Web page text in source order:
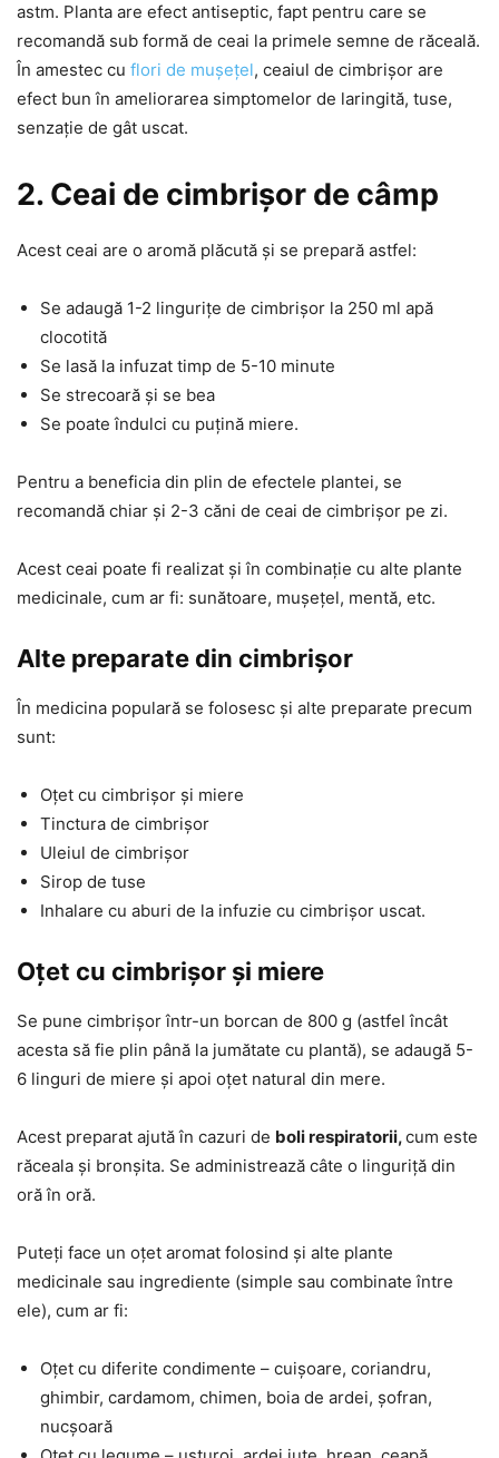
astm. Planta are efect antiseptic, fapt pentru care se
recomandă sub formă de ceai la primele semne de răceală.
În amestec cu flori de mușețel, ceaiul de cimbrișor are
efect bun în ameliorarea simptomelor de laringită, tuse,
senzație de gât uscat.
2. Ceai de cimbrișor de câmp
Acest ceai are o aromă plăcută și se prepară astfel:
Se adaugă 1-2 lingurițe de cimbrișor la 250 ml apă
clocotită
Se lasă la infuzat timp de 5-10 minute
Se strecoară și se bea
Se poate îndulci cu puțină miere.
Pentru a beneficia din plin de efectele plantei, se
recomandă chiar și 2-3 căni de ceai de cimbrișor pe zi.
Acest ceai poate fi realizat și în combinație cu alte plante
medicinale, cum ar fi: sunătoare, mușețel, mentă, etc.
Alte preparate din cimbrișor
În medicina populară se folosesc și alte preparate precum
sunt:
Oțet cu cimbrișor și miere
Tinctura de cimbrișor
Uleiul de cimbrișor
Sirop de tuse
Inhalare cu aburi de la infuzie cu cimbrișor uscat.
Oțet cu cimbrișor și miere
Se pune cimbrișor într-un borcan de 800 g (astfel încât
acesta să fie plin până la jumătate cu plantă), se adaugă 5-
6 linguri de miere și apoi oțet natural din mere.
Acest preparat ajută în cazuri de boli respiratorii,cum este
răceala și bronșita. Se administrează câte o linguriță din
oră în oră.
Puteți face un oțet aromat folosind și alte plante
medicinale sau ingrediente (simple sau combinate între
ele), cum ar fi:
Oțet cu diferite condimente – cuișoare, coriandru,
ghimbir, cardamom, chimen, boia de ardei, șofran,
nucșoară